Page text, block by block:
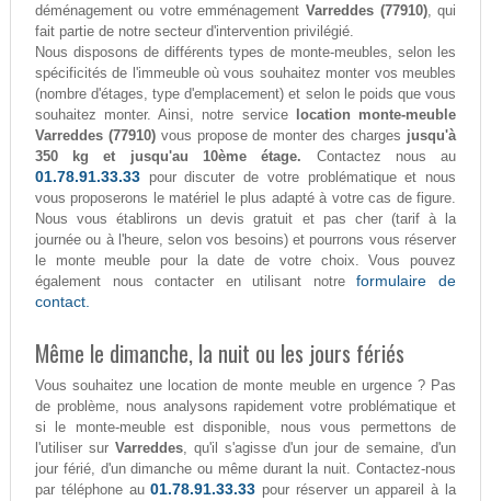
déménagement ou votre emménagementVarreddes (77910), qui
fait partie de notre secteur d'intervention privilégié.
Nous disposons de différents types de monte-meubles, selon les
spécificités de l'immeuble où vous souhaitez monter vos meubles
(nombre d'étages, type d'emplacement) et selon le poids que vous
souhaitez monter. Ainsi, notre service
location monte-meuble
Varreddes (77910)vous propose de monter des charges jusqu'à
350 kg et jusqu'au 10ème étage. Contactez nous au
01.78.91.33.33pour discuter de votre problématique et nous
vous proposerons le matériel le plus adapté à votre cas de figure.
Nous vous établirons un devis gratuit et pas cher (tarif à la
journée ou à l'heure, selon vos besoins) et pourrons vous réserver
le monte meuble pour la date de votre choix. Vous pouvez
également nous contacter en utilisant notreformulaire de
contact.
Même le dimanche, la nuit ou les jours fériés
Vous souhaitez une location de monte meuble en urgence ? Pas
de problème, nous analysons rapidement votre problématique et
si le monte-meuble est disponible, nous vous permettons de
l'utiliser sur Varreddes, qu'il s'agisse d'un jour de semaine, d'un
jour férié, d'un dimanche ou même durant la nuit. Contactez-nous
par téléphone au01.78.91.33.33 pour réserver un appareil à la